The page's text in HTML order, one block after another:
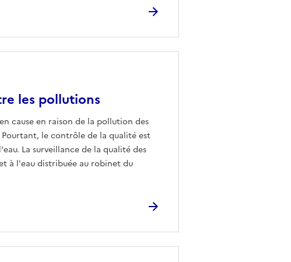
les pollutions
cause en raison de la pollution des
le contrôle de la qualité est
La surveillance de la qualité des
à l'eau distribuée au robinet du